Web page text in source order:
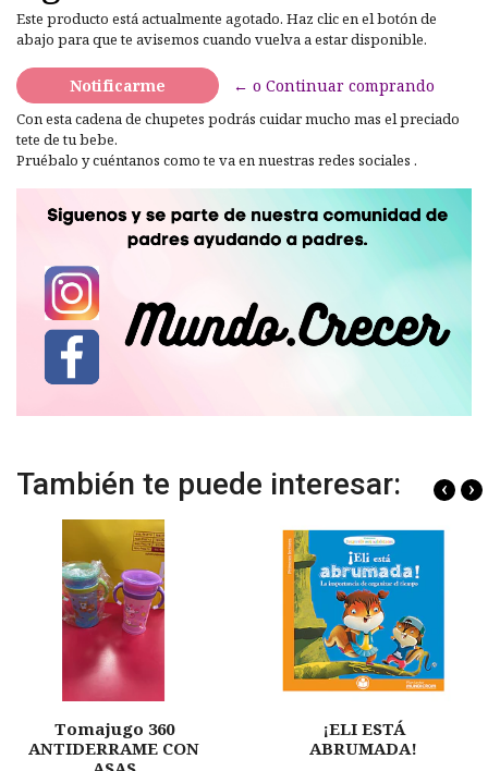
Este producto está actualmente agotado. Haz clic en el botón de
abajo para que te avisemos cuando vuelva a estar disponible.
Notificarme ← o Continuar comprando
Con esta cadena de chupetes podrás cuidar mucho mas el preciado
tete de tu bebe.
Pruébalo y cuéntanos como te va en nuestras redes sociales .
También te puede interesar:
Tomajugo 360
ANTIDERRAME CON
¡ELI ESTÁ
ABRUMADA!
‹ ›